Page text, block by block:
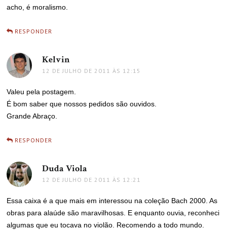
acho, é moralismo.
RESPONDER
Kelvin
12 DE JULHO DE 2011 ÀS 12:15
Valeu pela postagem.
É bom saber que nossos pedidos são ouvidos.
Grande Abraço.
RESPONDER
Duda Viola
12 DE JULHO DE 2011 ÀS 12:21
Essa caixa é a que mais em interessou na coleção Bach 2000. As
obras para alaúde são maravilhosas. E enquanto ouvia, reconheci
algumas que eu tocava no violão. Recomendo a todo mundo.